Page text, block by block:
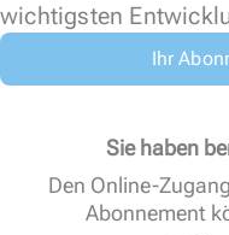
wichtigsten
Ihr
Sie haben
Den Online-
Abonnement